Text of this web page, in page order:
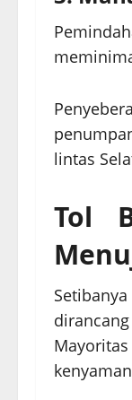
lintas
Tol
Mayoritas